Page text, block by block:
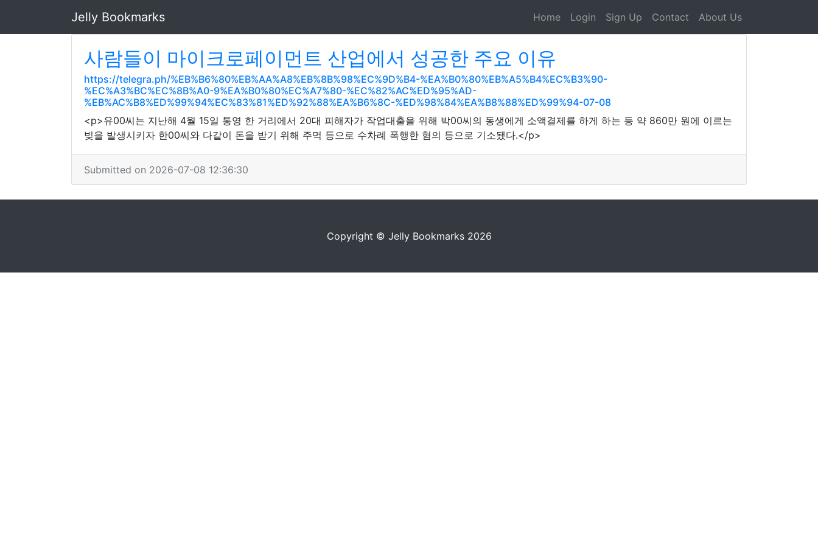
Jelly Bookmarks Home Login Sign Up Contact About Us
사람들이 마이크로페이먼트 산업에서 성공한 주요 이유
https://telegra.ph/%EB%B6%80%EB%AA%A8%EB%8B%98%EC%9D%B4-%EA%B0%80%EB%A5%B4%EC%B3%90-
%EC%A3%BC%EC%8B%A0-9%EA%B0%80%EC%A7%80-%EC%82%AC%ED%95%AD-
%EB%AC%B8%ED%99%94%EC%83%81%ED%92%88%EA%B6%8C-%ED%98%84%EA%B8%88%ED%99%94-07-08
<p>유00씨는 지난해 4월 15일 통영 한 거리에서 20대 피해자가 작업대출을 위해 박00씨의 동생에게 소액결제를 하게 하는 등 약 860만 원에 이르는
빚을 발생시키자 한00씨와 다같이 돈을 받기 위해 주먹 등으로 수차례 폭행한 혐의 등으로 기소됐다.</p>
Submitted on 2026-07-08 12:36:30
Copyright © Jelly Bookmarks 2026